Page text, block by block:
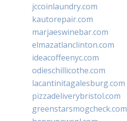
jccoinlaundry.com
kautorepair.com
marjaeswinebar.com
elmazatlanclinton.com
ideacoffeenyc.com
odieschillicothe.com
lacantinitagalesburg.com
pizzadeliverybristol.com
greenstarsmogcheck.com